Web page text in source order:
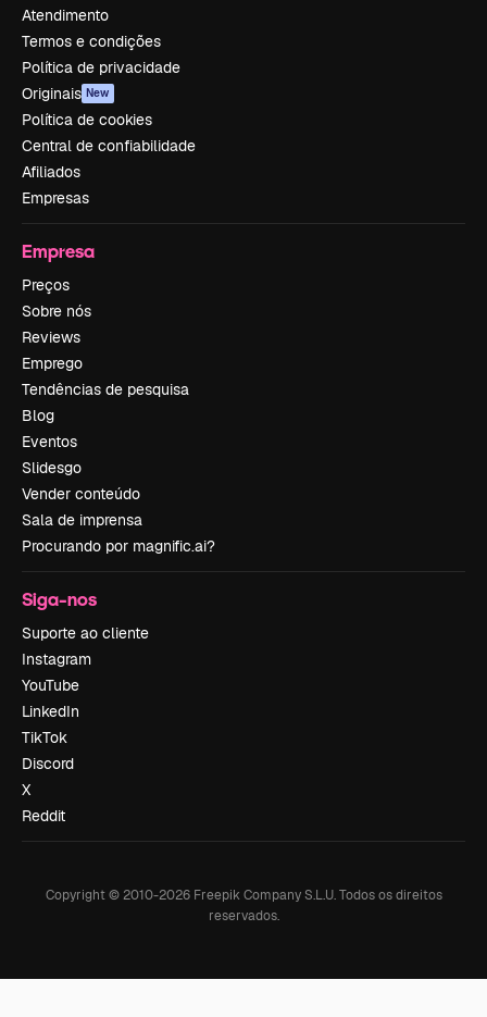
Atendimento
Termos e condições
Política de privacidade
Originais New
Política de cookies
Central de confiabilidade
Afiliados
Empresas
Empresa
Preços
Sobre nós
Reviews
Emprego
Tendências de pesquisa
Blog
Eventos
Slidesgo
Vender conteúdo
Sala de imprensa
Procurando por magnific.ai?
Siga-nos
Suporte ao cliente
Instagram
YouTube
LinkedIn
TikTok
Discord
X
Reddit
Copyright © 2010-2026Freepik Company S.L.U. Todos os direitos
reservados.